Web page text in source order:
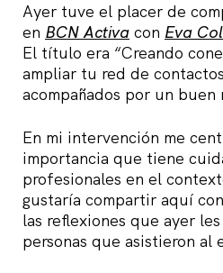
Ayer tuve el placer de
en BCN Activa con Eva
El título era “Creando
ampliar tu red de
acompañados por un buen
En mi intervención me
importancia que tiene
profesionales en el
gustaría compartir aquí
las reflexiones que ayer
personas que asistieron al